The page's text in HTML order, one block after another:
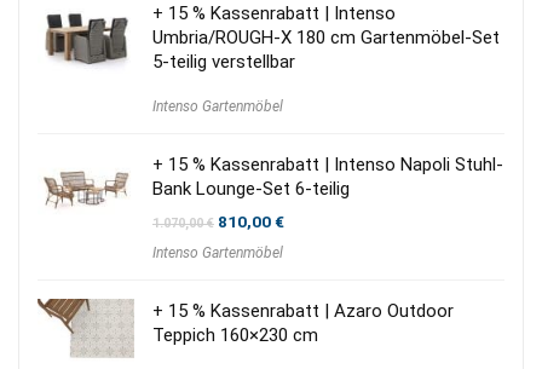
+ 15 % Kassenrabatt | Intenso
Umbria/ROUGH-X 180 cm Gartenmöbel-Set
5-teilig verstellbar
Intenso Gartenmöbel
+ 15 % Kassenrabatt | Intenso Napoli Stuhl-
Bank Lounge-Set 6-teilig
1.070,00€ Ursprünglicher
war:
810,00€Aktueller
Intenso Gartenmöbel
+ 15 % Kassenrabatt | Azaro Outdoor
Teppich 160×230 cm